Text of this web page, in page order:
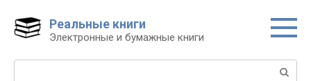
контенту
Реальные книги
Электронные и бумажные книги
Поиск: